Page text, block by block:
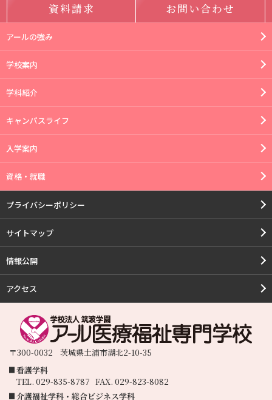
資料請求 お問い合わせ
アールの強み
学校案内
学科紹介
キャンパスライフ
入学案内
資格・就職
プライバシーポリシー
サイトマップ
情報公開
アクセス
〒300-0032 茨城県土浦市湖北2-10-35
看護学科
TEL. 029-835-8787 FAX.029-823-8082
介護福祉学科・総合ビジネス学科